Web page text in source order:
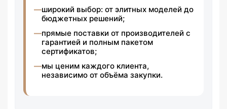
широкий выбор: от элитных моделей до
бюджетных решений;
прямые поставки от производителей с
гарантией и полным пакетом
сертификатов;
мы ценим каждого клиента,
независимо от объёма закупки.